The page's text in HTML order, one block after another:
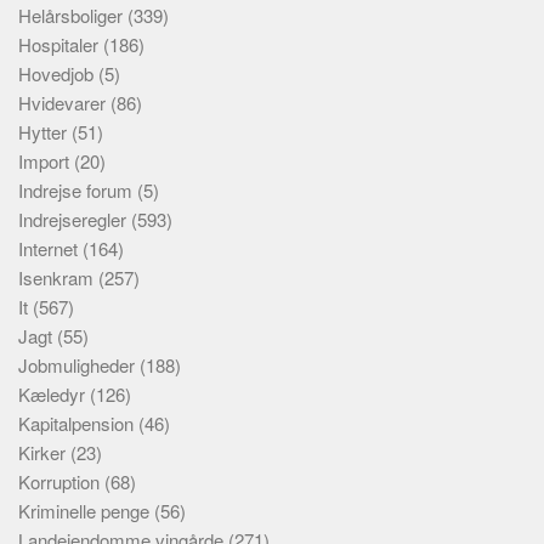
Helårsboliger (339)
Hospitaler (186)
Hovedjob (5)
Hvidevarer (86)
Hytter (51)
Import (20)
Indrejse forum (5)
Indrejseregler (593)
Internet (164)
Isenkram (257)
It (567)
Jagt (55)
Jobmuligheder (188)
Kæledyr (126)
Kapitalpension (46)
Kirker (23)
Korruption (68)
Kriminelle penge (56)